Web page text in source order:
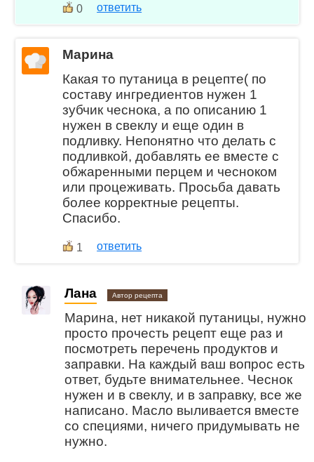
0 ответить
Марина
Какая то путаница в рецепте( по
составу ингредиентов нужен 1
зубчик чеснока, а по описанию 1
нужен в свеклу и еще один в
подливку. Непонятно что делать с
подливкой, добавлять ее вместе с
обжаренными перцем и чесноком
или процеживать. Просьба давать
более корректные рецепты.
Спасибо.
1 ответить
Лана Автор рецепта
Марина, нет никакой путаницы, нужно
просто прочесть рецепт еще раз и
посмотреть перечень продуктов и
заправки. На каждый ваш вопрос есть
ответ, будьте внимательнее. Чеснок
нужен и в свеклу, и в заправку, все же
написано. Масло выливается вместе
со специями, ничего придумывать не
нужно.